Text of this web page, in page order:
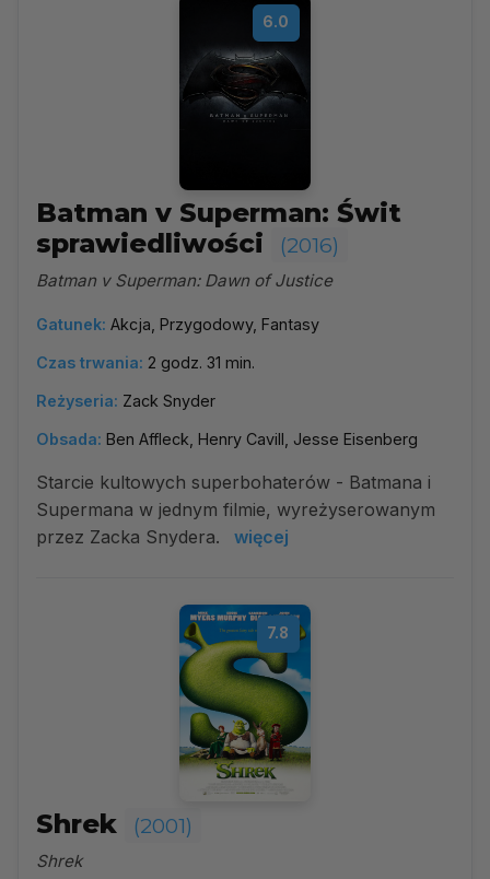
6.0
Batman v Superman: Świt
sprawiedliwości
(2016)
Batman v Superman: Dawn of Justice
Gatunek: Akcja, Przygodowy, Fantasy
Czas trwania: 2 godz. 31 min.
Reżyseria: Zack Snyder
Obsada: Ben Affleck, Henry Cavill, Jesse Eisenberg
Starcie kultowych superbohaterów - Batmana i
Supermana w jednym filmie, wyreżyserowanym
przez Zacka Snydera.
więcej
7.8
Shrek (2001)
Shrek